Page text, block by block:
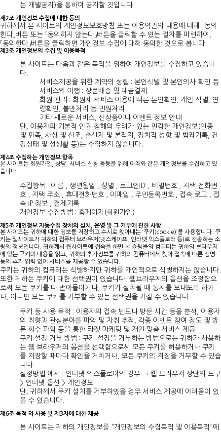
는 개별공지)을 통하여 공지할 것입니다.
제2조 개인정보 수집에 대한 동의
귀하께서 본 사이트의 개인정보보호방침 또는 이용약관의 내용에 대해 「동의
한다」버튼 또는 「동의하지 않는다」버튼을 클릭할 수 있는 절차를 마련하여,
「동의한다」버튼을 클릭하면 개인정보 수집에 대해 동의한 것으로 봅니다.
제3조 개인정보의 수집 및 이용목적
본 사이트는 다음과 같은 목적을 위하여 개인정보를 수집하고 있습니
다.
서비스제공을 위한 계약의 성립 : 본인식별 및 본인의사 확인 등
서비스의 이행 : 상품배송 및 대금결제
회원 관리 : 회원제 서비스 이용에 따른 본인확인, 개인 식별, 연
령확인, 불만처리 등 민원처리
기타 새로운 서비스, 신상품이나 이벤트 정보 안내
단, 이용자의 기본적 인권 침해의 우려가 있는 민감한 개인정보(인종
및 민족, 사상 및 신조, 출신지 및 본적지, 정치적 성향 및 범죄기록, 건
강상태 및 성생활 등)는 수집하지 않습니다.
제4조 수집하는 개인정보 항목
본 사이트는 회원가입, 상담, 서비스 신청 등등을 위해 아래와 같은 개인정보를 수집하고 있
습니다.
수집항목 : 이름 , 생년월일 , 성별 , 로그인ID , 비밀번호 , 자택 전화번
호 , 자택 주소 , 휴대전화번호 , 이메일 , 주민등록번호 , 접속 로그 , 접
속 IP 정보 , 결제기록
개인정보 수집방법 : 홈페이지(회원가입)
제5조 개인정보 자동수집 장치의 설치, 운영 및 그 거부에 관한 사항
본 사이트는 귀하에 대한 정보를 저장하고 수시로 찾아내는 '쿠키(cookie)'를 사용합니다. 쿠
키는 웹사이트가 귀하의 컴퓨터 브라우저(넷스케이프, 인터넷 익스플로러 등)로 전송하는 소
량의 정보입니다. 귀하께서 웹사이트에 접속을 하면 본 쇼핑몰의 컴퓨터는 귀하의 브라우저
에 있는 쿠키의 내용을 읽고, 귀하의 추가정보를 귀하의 컴퓨터에서 찾아 접속에 따른 성명
등의 추가 입력 없이 서비스를 제공할 수 있습니다.
쿠키는 귀하의 컴퓨터는 식별하지만 귀하를 개인적으로 식별하지는 않습니다.
또한 귀하는 쿠키에 대한 선택권이 있습니다. 웹브라우저의 옵션을 조정함으
로써 모든 쿠키를 다 받아들이거나, 쿠키가 설치될 때 통지를 보내도록 하거
나, 아니면 모든 쿠키를 거부할 수 있는 선택권을 가질 수 있습니다.
쿠키 등 사용 목적 : 이용자의 접속 빈도나 방문 시간 등을 분석, 이용자
의 취향과 관심분야를 파악 및 자취 추적, 각종 이벤트 참여 정도 및 방
문 회수 파악 등을 통한 타겟 마케팅 및 개인 맞춤 서비스 제공
쿠키 설정 거부 방법 : 쿠키 설정을 거부하는 방법으로는 귀하가 사용하
는 웹 브라우저의 옵션을 선택함으로써 모든 쿠키를 허용하거나 쿠키
를 저장할 때마다 확인을 거치거나, 모든 쿠키의 저장을 거부할 수 있습
니다.
설정방법 예시 : 인터넷 익스플로어의 경우 → 웹 브라우저 상단의 도구
> 인터넷 옵션 > 개인정보
단, 귀하께서 쿠키 설치를 거부하였을 경우 서비스 제공에 어려움이 있
을 수 있습니다.
제6조 목적 외 사용 및 제3자에 대한 제공
본 사이트는 귀하의 개인정보를 "개인정보의 수집목적 및 이용목적"에